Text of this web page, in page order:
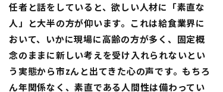
任者と話をしていると、欲しい人材に「素直な
人」と大半の方が仰います。これは給食業界に
おいて、いかに現場に高齢の方が多く、固定概
念のままに新しい考えを受け入れられないとい
う実態から市zんと出てきた心の声です。もちろ
ん年関係なく、素直である人間性は備わってい